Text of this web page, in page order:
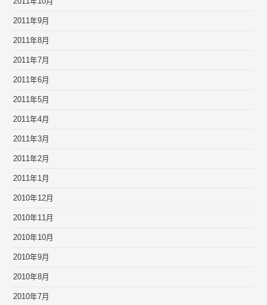
2011年9月
2011年8月
2011年7月
2011年6月
2011年5月
2011年4月
2011年3月
2011年2月
2011年1月
2010年12月
2010年11月
2010年10月
2010年9月
2010年8月
2010年7月